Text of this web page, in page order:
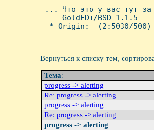
... Что это у вас тут за
--- GoldED+/BSD 1.1.5
  * Origin:  (2:5030/500)
Вернуться к списку тем,
Тема:
progress -> alerting
Re: progress -> alerting
progress -> alerting
Re: progress -> alerting
progress -> alerting